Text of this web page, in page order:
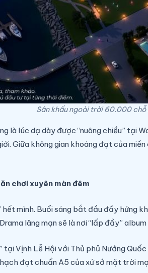
Sân khấu ngoài trời 60.000
là lúc dạ dày được “nuông chiều” tại
Giữa không gian khoáng đạt của
chơi xuyên màn đêm
hết mình. Buổi sáng bắt đầu đầy
lãng mạn sẽ là nơi “lấp đầy” album
Vịnh Lễ Hội với Thủ phủ Nướng
đạt chuẩn A5 của xứ sở mặt trời